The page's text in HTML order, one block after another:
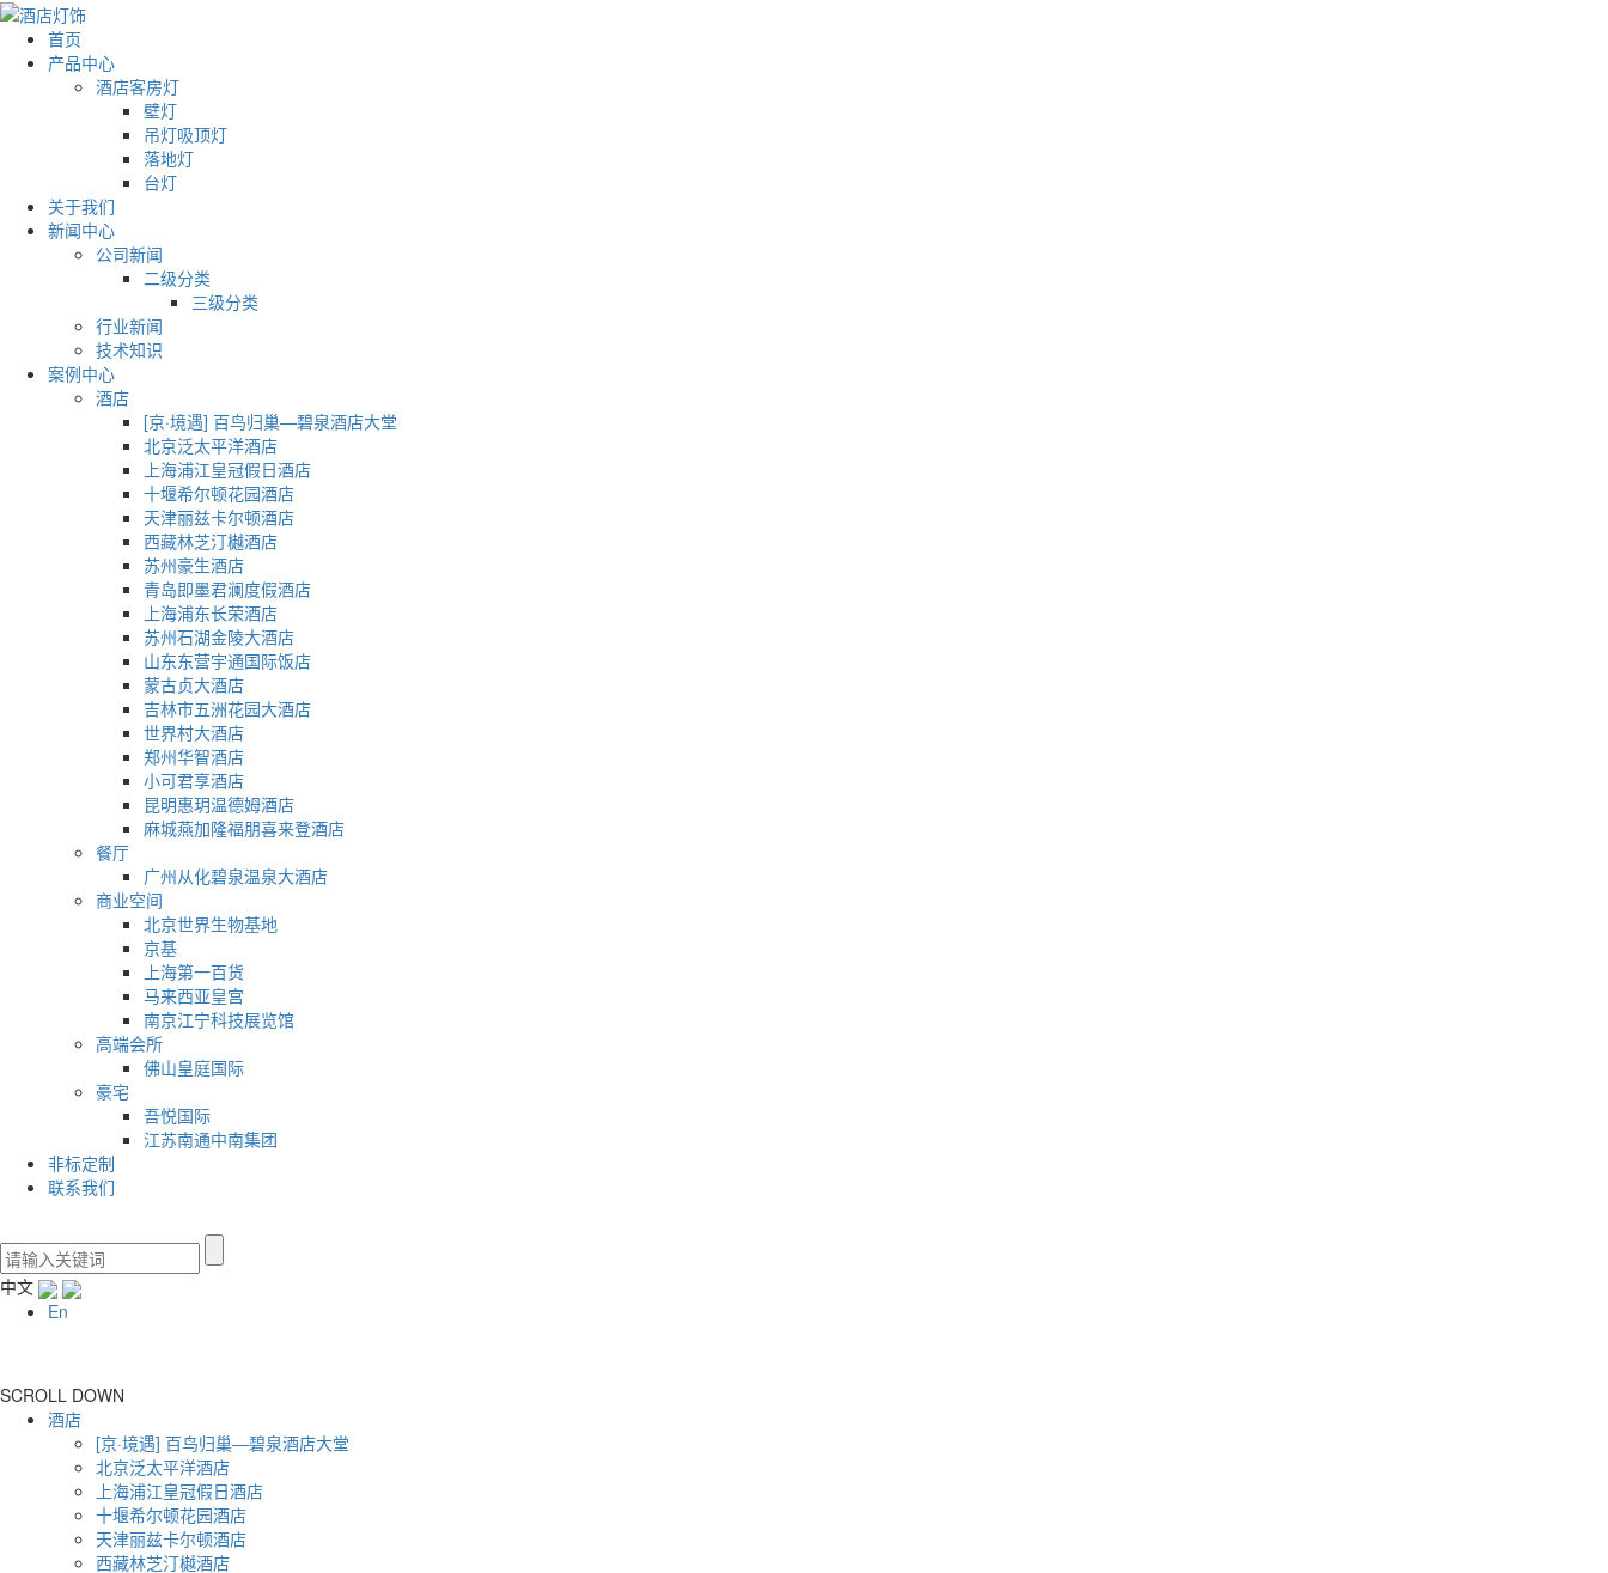
首页
产品中心
酒店客房灯
壁灯
吊灯吸顶灯
落地灯
台灯
关于我们
新闻中心
公司新闻
二级分类
三级分类
行业新闻
技术知识
案例中心
酒店
[京·境遇] 百鸟归巢—碧泉酒店大堂
北京泛太平洋酒店
上海浦江皇冠假日酒店
十堰希尔顿花园酒店
天津丽兹卡尔顿酒店
西藏林芝汀樾酒店
苏州豪生酒店
青岛即墨君澜度假酒店
上海浦东长荣酒店
苏州石湖金陵大酒店
山东东营宇通国际饭店
蒙古贞大酒店
吉林市五洲花园大酒店
世界村大酒店
郑州华智酒店
小可君享酒店
昆明惠玥温德姆酒店
麻城燕加隆福朋喜来登酒店
餐厅
广州从化碧泉温泉大酒店
商业空间
北京世界生物基地
京基
上海第一百货
马来西亚皇宫
南京江宁科技展览馆
高端会所
佛山皇庭国际
豪宅
吾悦国际
江苏南通中南集团
非标定制
联系我们
中文
En
SCROLL DOWN
酒店
[京·境遇] 百鸟归巢—碧泉酒店大堂
北京泛太平洋酒店
上海浦江皇冠假日酒店
十堰希尔顿花园酒店
天津丽兹卡尔顿酒店
西藏林芝汀樾酒店